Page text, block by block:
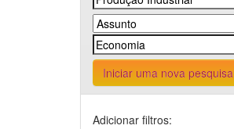
Iniciar uma nova pesquisa
Adicionar filtros: